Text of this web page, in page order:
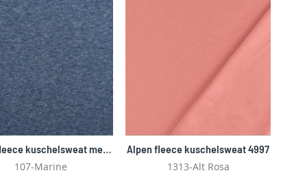
Alpen fleece kuschelsweat melange 4997
107-Marine
Alpen fleece kuschelsweat 4997
1313-Alt Rosa